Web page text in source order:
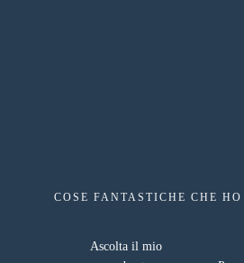
COSE FANTASTICHE CHE
Ascolta il mio